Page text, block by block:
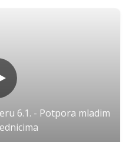
6.1. - Potpora mladim